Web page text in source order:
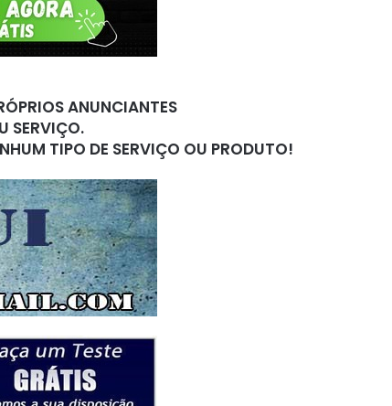
ANUNCIANTES
SERVIÇO.
TIPO DE SERVIÇO OU PRODUTO!